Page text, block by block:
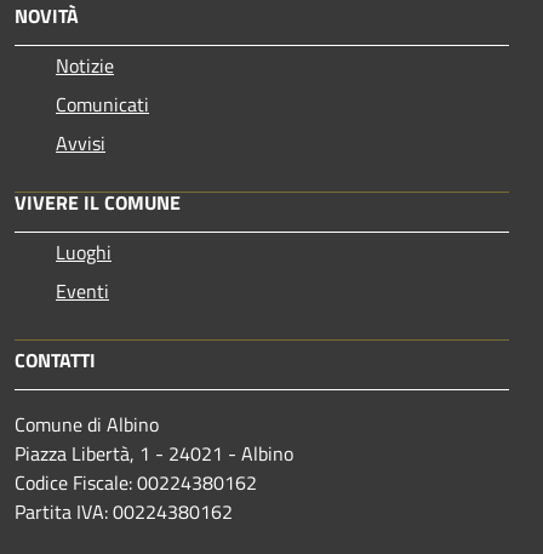
NOVITÀ
Notizie
Comunicati
Avvisi
VIVERE IL COMUNE
Luoghi
Eventi
CONTATTI
Comune di Albino
Piazza Libertà, 1 - 24021 - Albino
Codice Fiscale: 00224380162
Partita IVA: 00224380162